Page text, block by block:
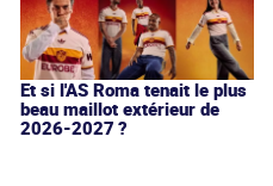
Et si l'AS Roma tenait le plus
beau maillot extérieur de
2026-2027 ?